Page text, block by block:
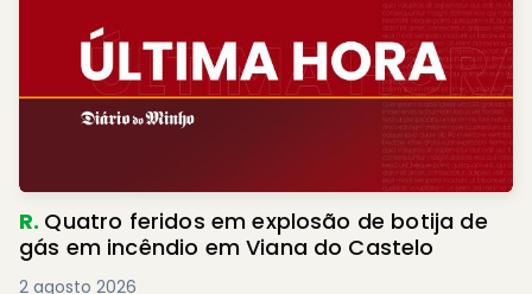
R. Quatro feridos em explosão de botija de
gás em incêndio em Viana do Castelo
2 agosto 2026